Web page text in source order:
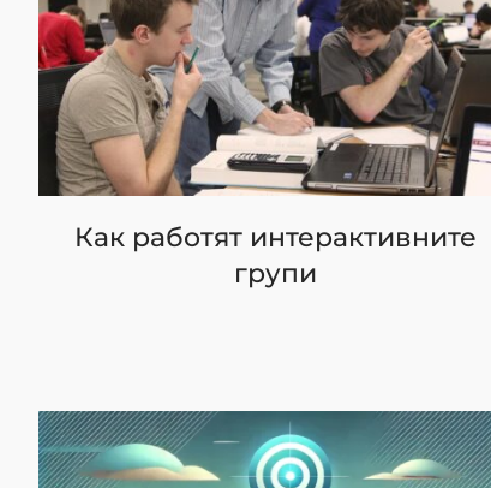
Как работят интерактивните
групи